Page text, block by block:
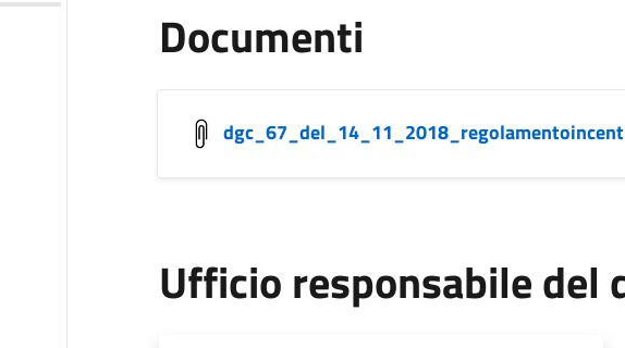
Documenti
Ufficio responsabile del